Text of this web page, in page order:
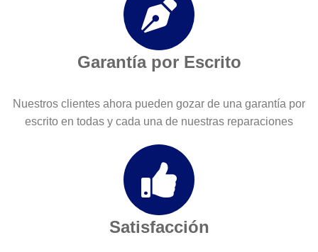
Garantía por Escrito
Nuestros clientes ahora pueden gozar de una garantía por
escrito en todas y cada una de nuestras reparaciones
Satisfacción